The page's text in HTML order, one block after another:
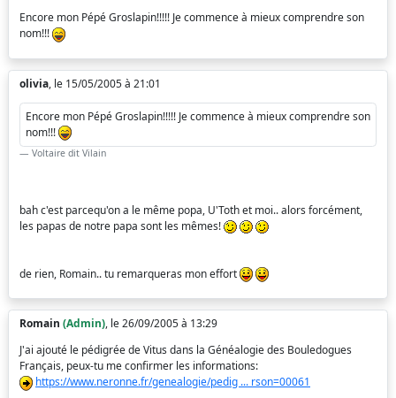
Encore mon Pépé Groslapin!!!!! Je commence à mieux comprendre son
nom!!!
olivia, le 15/05/2005 à 21:01
Encore mon Pépé Groslapin!!!!! Je commence à mieux comprendre son
nom!!!
Voltaire dit Vilain
bah c'est parcequ'on a le même popa, U'Toth et moi.. alors forcément,
les papas de notre papa sont les mêmes!
de rien, Romain.. tu remarqueras mon effort
Romain (Admin), le 26/09/2005 à 13:29
J'ai ajouté le pédigrée de Vitus dans la Généalogie des Bouledogues
Français, peux-tu me confirmer les informations:
https://www.neronne.fr/genealogie/pedig ... rson=00061